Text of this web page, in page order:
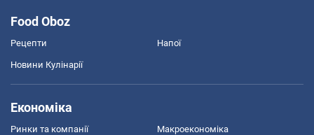
Food Oboz
Рецепти Напої
Новини Кулінарії
Економіка
Ринки та компанії Макроекономіка